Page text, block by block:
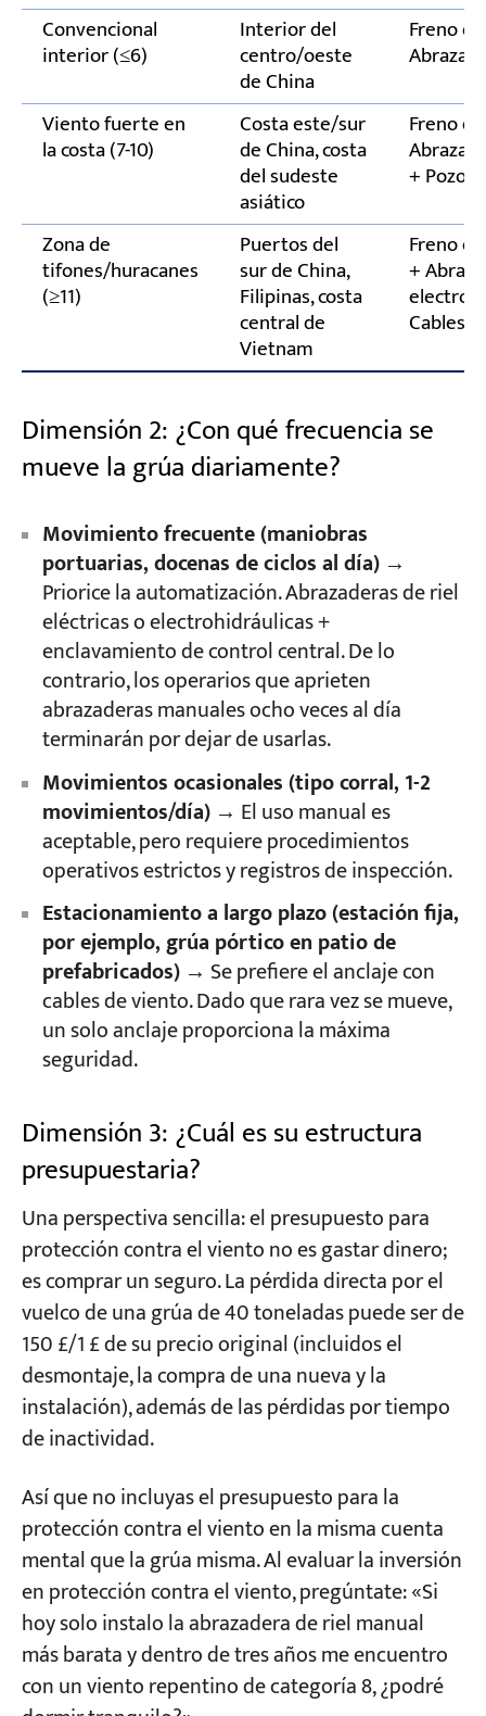
Convencional
interior (≤6)
Interior del
centro/oeste
de China
Freno
Viento fuerte en
la costa (7-10)
Costa este/sur
de China, costa
del sudeste
asiático
Freno
+ Pozos
Zona de
tifones/huracanes
(≥11)
Puertos del
sur de China,
Filipinas, costa
central de
Vietnam
Freno
+
Cables
Dimensión 2: ¿Con qué frecuencia se
mueve la grúa diariamente?
Movimiento frecuente (maniobras
portuarias, docenas de ciclos al día)→
Priorice la automatización. Abrazaderas de riel
eléctricas o electrohidráulicas +
enclavamiento de control central. De lo
contrario, los operarios que aprieten
abrazaderas manuales ocho veces al día
terminarán por dejar de usarlas.
Movimientos ocasionales (tipo corral, 1-2
movimientos/día)→ El uso manual es
aceptable, pero requiere procedimientos
operativos estrictos y registros de inspección.
Estacionamiento a largo plazo (estación fija,
por ejemplo, grúa pórtico en patio de
prefabricados)→ Se prefiere el anclaje con
cables de viento. Dado que rara vez se mueve,
un solo anclaje proporciona la máxima
seguridad.
Dimensión 3: ¿Cuál es su estructura
presupuestaria?
Una perspectiva sencilla: el presupuesto para
protección contra el viento no es gastar dinero;
es comprar un seguro. La pérdida directa por el
vuelco de una grúa de 40 toneladas puede ser de
150 £/1 £ de su precio original (incluidos el
desmontaje, la compra de una nueva y la
instalación), además de las pérdidas por tiempo
de inactividad.
Así que no incluyas el presupuesto para la
protección contra el viento en la misma cuenta
mental que la grúa misma. Al evaluar la inversión
en protección contra el viento, pregúntate: «Si
hoy solo instalo la abrazadera de riel manual
más barata y dentro de tres años me encuentro
con un viento repentino de categoría 8, ¿podré